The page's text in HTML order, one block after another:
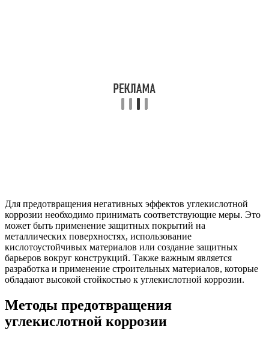
Для предотвращения негативных эффектов углекислотной
коррозии необходимо принимать соответствующие меры. Это
может быть применение защитных покрытий на
металлических поверхностях, использование
кислотоустойчивых материалов или создание защитных
барьеров вокруг конструкций. Также важным является
разработка и применение строительных материалов, которые
обладают высокой стойкостью к углекислотной коррозии.
Методы предотвращения
углекислотной коррозии